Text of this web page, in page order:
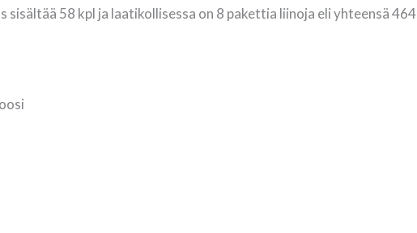
58 kpl ja laatikollisessa on 8 pakettia liinoja eli yhteensä 464